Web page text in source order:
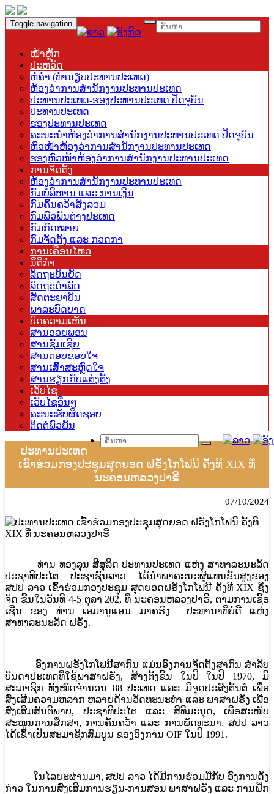
Toggle navigation
ໜ້າຫຼັກ
ປະຫວັດ
ຫໍຄຳ (ທຳນຽບປະທານປະເທດ)
ຫ້ອງວ່າການສຳນັກງານປະທານປະເທດ
ປະທານປະເທດ-ຮອງປະທານປະເທດ ປັດຈຸບັນ
ປະທານປະເທດ
ຮອງປະທານປະເທດ
ຄະນະນຳຫ້ອງວ່າການສຳນັກງານປະທານປະເທດ ປັດຈຸບັນ
ຫົວໜ້າຫ້ອງວ່າການສຳນັກງານປະທານປະເທດ
ຮອງຫົວໜ້າຫ້ອງວ່າການສຳນັກງານປະທານປະເທດ
ການຈັດຕັ້ງ
ຫ້ອງວ່າການສຳນັກງານປະທານປະເທດ
ກົມບໍລິຫານ ແລະ ການເງິນ
ກົມຄົ້ນຄວ້າສັງລວມ
ກົມພົວພັນຕ່າງປະເທດ
ກົມກົດໝາຍ
ກົມຈັດຕັ້ງ ແລະ ກວດກາ
ການເຄື່ອນໄຫວ
ນິຕິກຳ
ລັດຖະບັນຍັດ
ລັດຖະດຳລັດ
ສັດຕະຍາບັນ
ພາລະບົດບາດ
ບົດຄວາມເຫັນ
ສານອວຍພອນ
ສານຊົມເຊີຍ
ສານຕອບຂອບໃຈ
ສານເສົ້າສະຫຼົດໃຈ
ສານຮຽກກັບແຕ່ງຕັ້ງ
ເວັບໄຊ
ເວັບໄຊອື່ນໆ
ຄະນະຮັບຜິດຊອບ
ຕິດຕໍ່ພົວພັນ
ປະທານປະເທດ
ເຂົ້າຮ່ວມກອງປະຊຸມສຸດຍອດ ຝຣັ່ງໂກໂຟນີ ຄັ້ງທີ XIX ທີ່
ນະຄອນຫລວງປາຣີ
07/10/2024
ທ່ານ ທອງລຸນ ສີສຸລິດ ປະທານປະເທດ ແຫ່ງ ສາທາລະນະລັດ
ປະຊາທິປະໄຕ ປະຊາຊົນລາວ ໄດ້ນຳພາຄະນະຜູ້ແທນຂັ້ນສູງຂອງ
ສປປ ລາວ ເຂົ້າຮ່ວມກອງປະຊຸມ ສຸດຍອດຝຣັງໂກໂຟນີ ຄັ້ງທີ XIX ຊຶ່ງ
ຈັດ ຂຶ້ນໃນວັນທີ 4-5 ຕຸລາ 202, ທີ່ ນະຄອນຫລວງປາຣີ, ຕາມການເຊື້ອ
ເຊີນ ຂອງ ທ່ານ ເອມານູແອນ ມາຄຣົງ ປະທານາທິບໍດີ ແຫ່ງ
ສາທາລະນະລັດ ຝຣັ່ງ.
ອົງການຝຣັງໂກໂຟນີີສາກົນ ແມ່ນອົງການຈັດຕັ້ງສາກົນ ສຳລັບ
ບັນດາປະເທດທີ່ໃຊ້ພາສາຝຣັ່ງ, ສ້າງຕັ້ງຂຶ້ນ ໃນປີ ໃນປີ 1970, ມີ
ສະມາຊິກ ທັງໝົດຈຳນວນ 88 ປະເທດ ແລະ ມີຈຸດປະສົງຕົ້ນຕໍ ເພື່ອ
ສົ່ງເສີມຄວາມຫລາກ ຫລາຍດ້ານວັດທະນະທຳ ແລະ ພາສາຝຣັ່ງ ເພື່ອ
ສົ່ງເສີມສັນຕິພາບ, ປະຊາທິປະໄຕ ແລະ ສິທິມະນຸດ, ເພື່ອສະໜັບ
ສະໜູນການສຶກສາ, ການຄົ້ນຄວ້າ ແລະ ການພັດທະນາ. ສປປ ລາວ
ໄດ້ເຂົ້າເປັນສະມາຊິກສົມບູນ ຂອງອົງການ OIF ໃນປີ 1991.
ໃນໄລຍະຜ່ານມາ, ສປປ ລາວ ໄດ້ມີການຮ່ວມມືກັບ ອົງການດັ່ງ​
ກ່າວ ໃນການສົ່ງເສີມການຮຽນ-ການສອນ ພາສາຝຣັ່ງ ແລະ ການຝຶກ